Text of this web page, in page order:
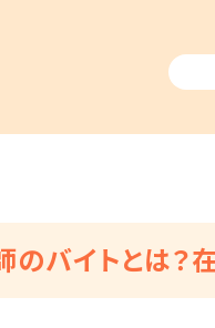
のバイトとは？